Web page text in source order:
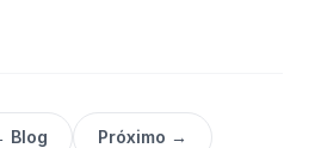
Blog Próximo →